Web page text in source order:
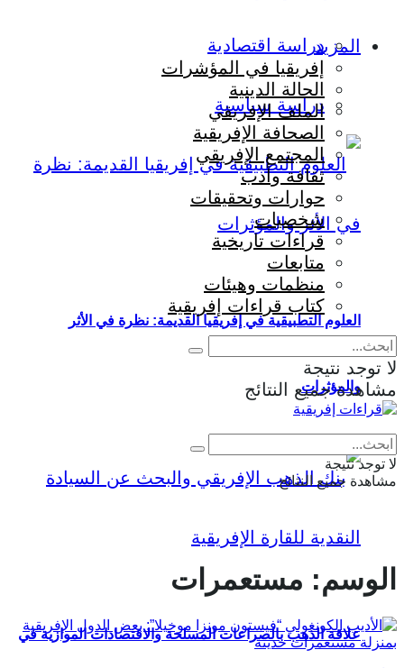
دراسة اقتصادية
دراسة سياسية
العلوم التطبيقية في إفريقيا القديمة: نظرة في الأثر
والمؤثرات
علاقة الذهب بالصراعات المسلحة والاقتصادات الموازية في
المزيد
إفريقيا في المؤشرات
الحالة الدينية
الملف الإفريقي
الصحافة الإفريقية
المجتمع الإفريقي
ثقافة وأدب
حوارات وتحقيقات
شخصيات
قراءات تاريخية
متابعات
منظمات وهيئات
كتاب قراءات إفريقية
لا توجد نتيجة
مشاهدة جميع النتائج
لا توجد نتيجة
مشاهدة جميع النتائج
الوسم: مستعمرات